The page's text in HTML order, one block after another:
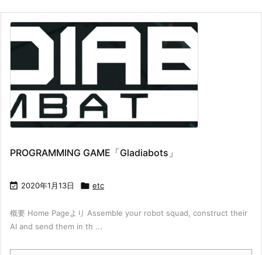
PROGRAMMING GAME「Gladiabots」
 2020年1月13日  etc
概要 Home Pageより Assemble your robot squad, construct their
AI and send them in th ...